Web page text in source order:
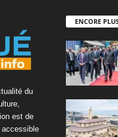
du
est de
ENCORE